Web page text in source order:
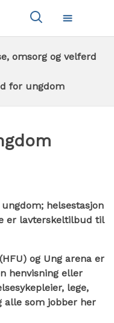
Meny
omsorg og velferd
for ungdom
helsestasjon
er lavterskeltilbud til
og Ung arena er
henvisning eller
lege,
alle som jobber her